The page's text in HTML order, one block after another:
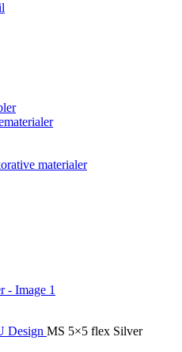
materialer
Design MS 5×5 flex Silver